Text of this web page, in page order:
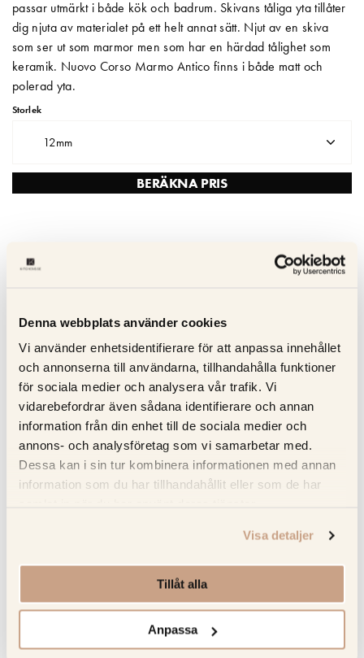
Denna webbplats använder cookies
Vi använder enhetsidentifierare för att anpassa innehållet
och annonserna till användarna, tillhandahålla funktioner
för sociala medier och analysera vår trafik. Vi
vidarebefordrar även sådana identifierare och annan
information från din enhet till de sociala medier och
annons- och analysföretag som vi samarbetar med.
Dessa kan i sin tur kombinera informationen med annan
information som du har tillhandahållit eller som de har
Visa detaljer
Tillåt alla
Anpassa
Matberedare & Mixer
Vattenkokare
passar utmärkt i både kök och badrum. Skivans tåliga yta tillåter
dig njuta av materialet på ett helt annat sätt. Njut av en skiva
som ser ut som marmor men som har en härdad tålighet som
keramik. Nuovo Corso Marmo Antico finns i både matt och
polerad yta.
Storlek
12mm
BERÄKNA PRIS
Leveranstid – Skräddarsydda keramiska bänkskivor levereras
utan att skadas
Icke-poröst – Fläcksäkert och lätt att rengöra
UV-resistent – Perfekt för både inomhus- och utomhuskök;
bleks inte av solen
Full service – Kitchens.se sköter mätning; leverans och
installation försäkrad i Norden
Specifikation